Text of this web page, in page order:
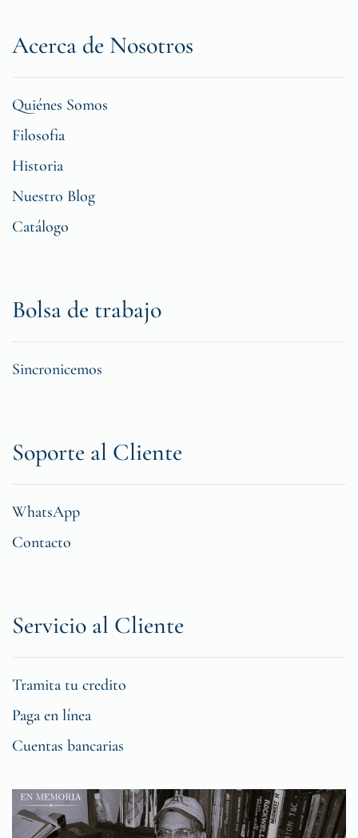
Acerca de Nosotros
Quiénes Somos
Filosofia
Historia
Nuestro Blog
Catálogo
Bolsa de trabajo
Sincronicemos
Soporte al Cliente
WhatsApp
Contacto
Servicio al Cliente
Tramita tu credito
Paga en línea
Cuentas bancarias